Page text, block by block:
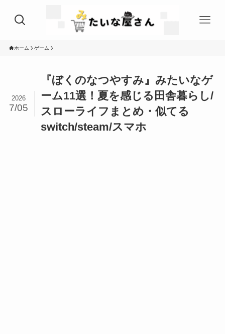
ホーム ゲーム
『ぼくのなつやすみ』みたいなゲ
ーム11選！夏を感じる田舎暮らし/
スローライフまとめ・似てる
switch/steam/スマホ
2026
7/05